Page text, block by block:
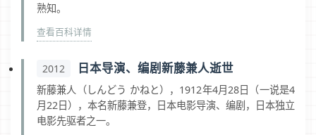
熟知。
查看百科详情
2012 日本导演、编剧新藤兼人逝世
新藤兼人（しんどう かねと），1912年4月28日（一说是4
月22日），本名新藤兼登，日本电影导演、编剧，日本独立
电影先驱者之一。